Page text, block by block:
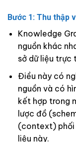
Bước 1: Thu thập
Knowledge
nguồn khác
sở dữ liệu trực
Điều này có
nguồn và có
kết hợp trong
lược đồ
(context) phối
liệu này.